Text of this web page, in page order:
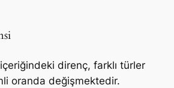
direnç, farklı türler
oranda değişmektedir.